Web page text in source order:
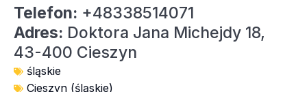
Telefon: +48338514071
Adres: Doktora Jana Michejdy 18,
43-400 Cieszyn
śląskie
Cieszyn (śląskie)